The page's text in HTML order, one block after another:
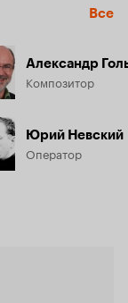
Все
Александр
Композитор
Юрий Невский
Оператор